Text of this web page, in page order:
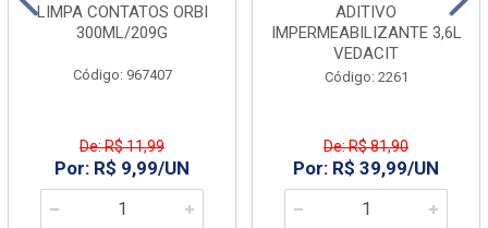
LIMPA CONTATOS ORBI
300ML/209G
Código: 967407
De: R$ 11,99
Por: R$ 9,99/UN
ADITIVO
IMPERMEABILIZANTE 3,6L
VEDACIT
Código: 2261
De: R$ 81,90
Por: R$ 39,99/UN